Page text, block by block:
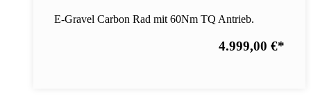
E-Gravel Carbon Rad mit 60Nm TQ Antrieb.
4.999,00 €*